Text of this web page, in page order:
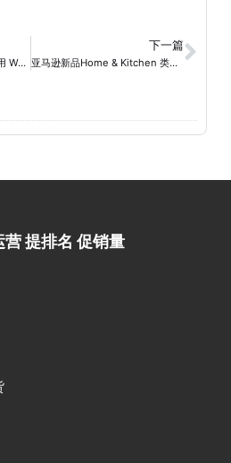
新品冷启动的加速器：如何用 Woot 在 30 天内完成从 0 到 1？
下一篇
亚马逊新品Home & Kitchen 类目这样做，实现日销700+！
提排名 促销量​